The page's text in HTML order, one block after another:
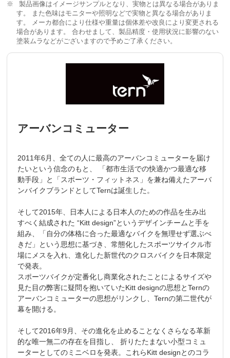
製品画像はイメージサンプルとなり、実物とは異なる場合がありま
す。 また色味はモニターや照明などで実物と異なる場合がありま
す。 メーカ都合により仕様や重量は個体差や改良により変更される
場合があります。 合わせまして、製品精度・使用状況に影響のない
塗装ムラなどがございますので予めご了承ください。
アーバンコミューター
2011年6月、全ての人に最高のアーバンコミューターを届け
たいという信念のもと、 「都市生活での快適かつ最適な移
動手段」と「スポーツ・フィットネス」を兼ね備えたアーバ
ンバイクブランドとしてTernは誕生した。
そして2015年、日本人による日本人のための作品を生み出
すべく結成された “Kitt design”というデザインチームと手を
組み、「自分の体格に合った最適なバイクを無理せず選ぶべ
きだ」という思想に基づき、常態化したスポーツサイクル市
場にメスを入れ、進化した新世代のクロスバイクを日本限定
で発表。
スポーツバイクが定番化し商業化されたことによるサイズや
見た目の弊害に疑問を抱いていたKitt designの思想とTernの
アーバンコミューターの思想がリンクし、Ternの第二世代が
幕を開ける。
そして2016年9月、その進化を止めることなくさらなる革新
的な唯一無二の存在を目指し、 折りたたまない小型コミュ
ーターとしてのミニベロを発表。これらKitt designとのコラ